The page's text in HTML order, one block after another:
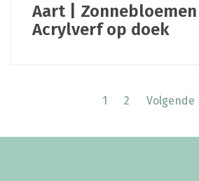
Aart | Zonnebloemen |
Acrylverf op doek
1 2 Volgende